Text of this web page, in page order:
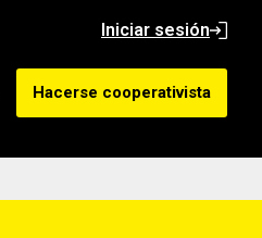
Iniciar sesión
Hacerse cooperativista